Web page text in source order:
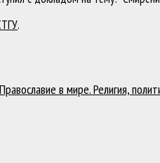
.
в мире. Религия,